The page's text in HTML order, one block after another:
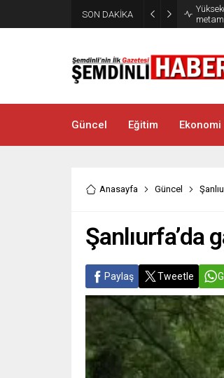
SON DAKİKA
Güncel Eğitim Ekonomi
Anasayfa Güncel
Şanlıurfa’da
Paylaş Tweetle